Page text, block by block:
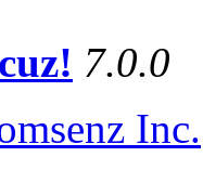
7.0.0
Inc.